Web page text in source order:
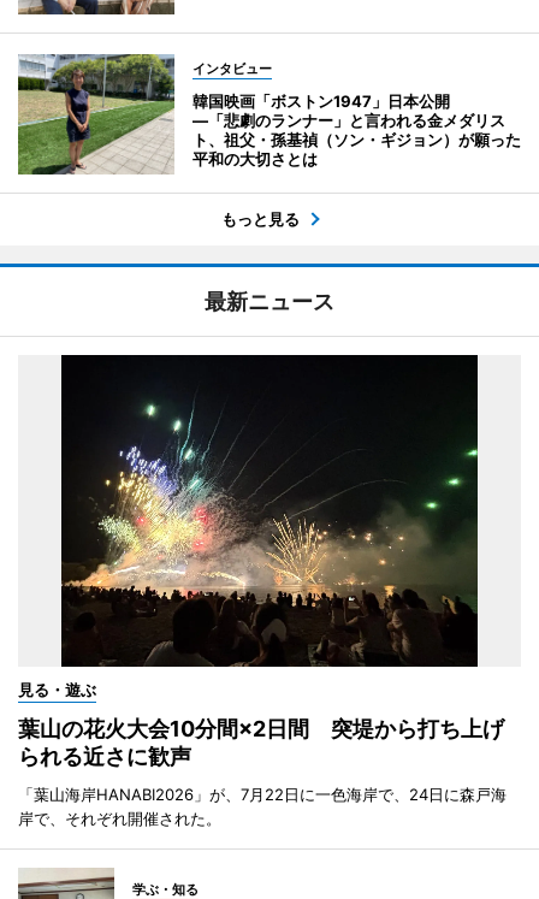
インタビュー
韓国映画「ボストン1947」日本公開
―「悲劇のランナー」と言われる金メダリス
ト、祖父・孫基禎（ソン・ギジョン）が願った
平和の大切さとは
もっと見る
最新ニュース
見る・遊ぶ
葉山の花火大会10分間×2日間 突堤から打ち上げ
られる近さに歓声
「葉山海岸HANABI2026」が、7月22日に一色海岸で、24日に森戸海
岸で、それぞれ開催された。
学ぶ・知る